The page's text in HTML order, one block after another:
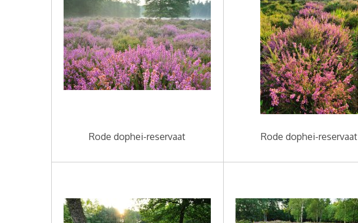
Rode dophei-reservaat Rode dophei-reservaat